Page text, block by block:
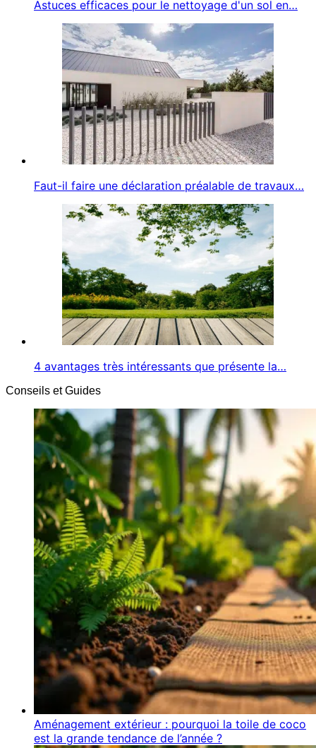
Astuces efficaces pour le nettoyage d'un sol en…
Faut-il faire une déclaration préalable de travaux…
4 avantages très intéressants que présente la…
Conseils et Guides
Aménagement extérieur : pourquoi la toile de coco
est la grande tendance de l’année ?